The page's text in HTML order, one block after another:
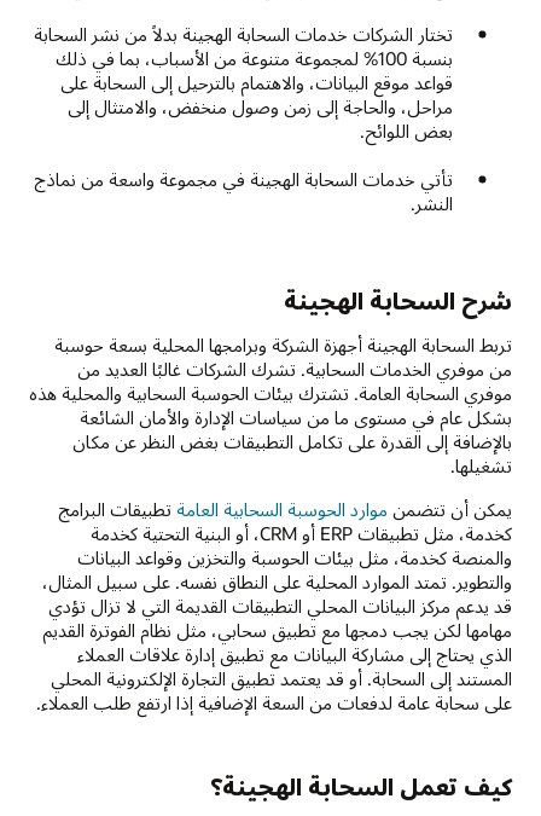
تختار الشركات خدمات السحابة الهجينة بدلاً من نشر السحابة
بنسبة 100% لمجموعة متنوعة من الأسباب، بما في ذلك
قواعد موقع البيانات، والاهتمام بالترحيل إلى السحابة على
مراحل، والحاجة إلى زمن وصول منخفض، والامتثال إلى
بعض اللوائح.
تأتي خدمات السحابة الهجينة في مجموعة واسعة من نماذج
النشر.
شرح السحابة الهجينة
تربط السحابة الهجينة أجهزة الشركة وبرامجها المحلية بسعة حوسبة
من موفري الخدمات السحابية. تشرك الشركات غالبًا العديد من
موفري السحابة العامة. تشترك بيئات الحوسبة السحابية والمحلية هذه
بشكل عام في مستوى ما من سياسات الإدارة والأمان الشائعة
بالإضافة إلى القدرة على تكامل التطبيقات بغض النظر عن مكان
تشغيلها.
يمكن أن تتضمن موارد الحوسبة السحابية العامة تطبيقات البرامج
كخدمة، مثل تطبيقات ERP أو CRM، أو البنية التحتية كخدمة
والمنصة كخدمة، مثل بيئات الحوسبة والتخزين وقواعد البيانات
والتطوير. تمتد الموارد المحلية على النطاق نفسه. على سبيل المثال،
قد يدعم مركز البيانات المحلي التطبيقات القديمة التي لا تزال تؤدي
مهامها لكن يجب دمجها مع تطبيق سحابي، مثل نظام الفوترة القديم
الذي يحتاج إلى مشاركة البيانات مع تطبيق إدارة علاقات العملاء
المستند إلى السحابة. أو قد يعتمد تطبيق التجارة الإلكترونية المحلي
على سحابة عامة لدفعات من السعة الإضافية إذا ارتفع طلب العملاء.
كيف تعمل السحابة الهجينة؟